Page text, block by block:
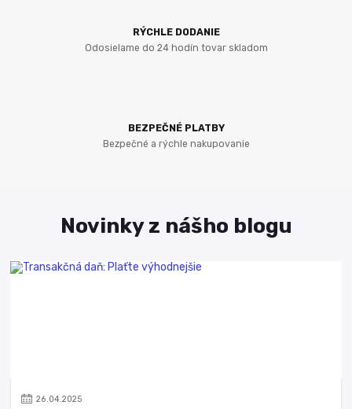
RÝCHLE DODANIE
Odosielame do 24 hodín tovar skladom
BEZPEČNÉ PLATBY
Bezpečné a rýchle nakupovanie
Novinky z nášho blogu
26.04.2025